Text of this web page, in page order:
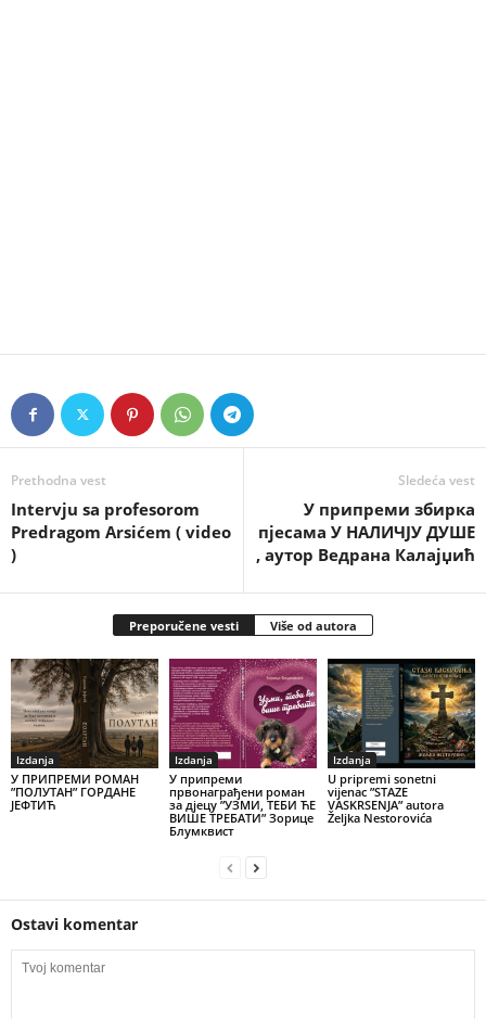
Prethodna vest
Intervju sa profesorom
Predragom Arsićem ( video
)
Sledeća vest
У припреми збирка
пјесама У НАЛИЧЈУ ДУШЕ
, аутор Ведрана Калајџић
Preporučene vesti Više od autora
Izdanja
У ПРИПРЕМИ РОМАН
”ПОЛУТАН” ГОРДАНЕ
ЈЕФТИЋ
Izdanja
У припреми
првонаграђени роман
за дјецу ”УЗМИ, ТЕБИ ЋЕ
ВИШЕ ТРЕБАТИ” Зорице
Блумквист
Izdanja
U pripremi sonetni
vijenac ”STAZE
VASKRSENJA” autora
Željka Nestorovića
Ostavi komentar